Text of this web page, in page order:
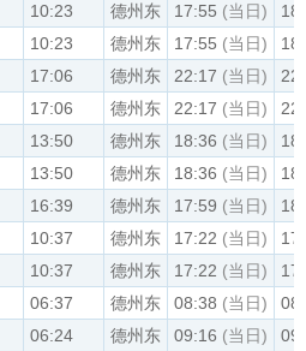
10:23 德州东 17:55 (当日)
10:23 德州东 17:55 (当日)
17:06 德州东 22:17 (当日)
17:06 德州东 22:17 (当日)
13:50 德州东 18:36 (当日)
13:50 德州东 18:36 (当日)
16:39 德州东 17:59 (当日)
10:37 德州东 17:22 (当日)
10:37 德州东 17:22 (当日)
06:37 德州东 08:38 (当日)
06:24 德州东 09:16 (当日)